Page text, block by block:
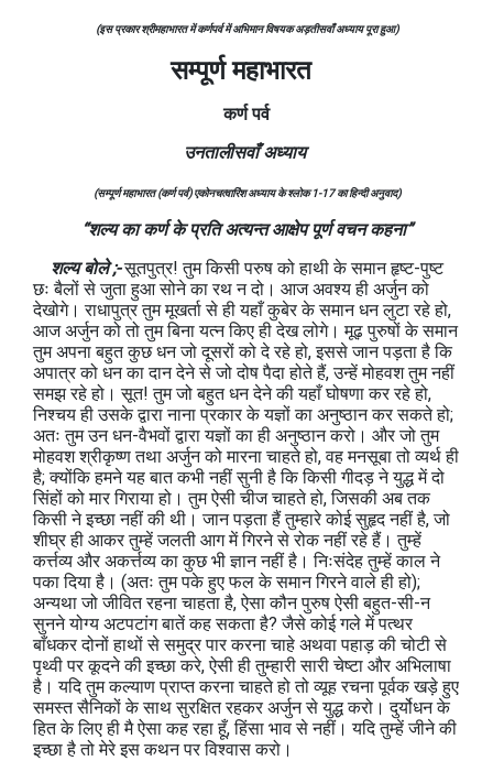
(इस प्रकार श्रीमहाभारत में कर्णपर्व में अभिमान विषयक अड़तीसवाँ अध्याय पूरा हुआ)
सम्पूर्ण महाभारत
कर्णपर्व
उनतालीसवाँ अध्याय
(सम्पूर्ण महाभारत (कर्ण पर्व) एकोनचत्वारिंश अध्याय के श्लोक 1-17 का हिन्दी अनुवाद)
“शल्य का कर्ण के प्रति अत्यन्त आक्षेप पूर्ण वचन कहना”
शल्य बोले ;-सूतपुत्र! तुम किसी परुष को हाथी के समान हृष्ट-पुष्ट
छः बैलों से जुता हुआ सोने का रथ न दो। आज अवश्य ही अर्जुन को
देखोगे। राधापुत्र तुम मूखर्ता से ही यहाँ कुबेर के समान धन लुटा रहे हो,
आज अर्जुन को तो तुम बिना यत्न किए ही देख लोगे। मूढ़ पुरुषों के समान
तुम अपना बहुत कुछ धन जो दूसरों को दे रहे हो, इससे जान पड़ता है कि
अपात्र को धन का दान देने से जो दोष पैदा होते हैं, उन्हें मोहवश तुम नहीं
समझ रहे हो। सूत! तुम जो बहुत धन देने की यहाँ घोषणा कर रहे हो,
निश्चय ही उसके द्वारा नाना प्रकार के यज्ञों का अनुष्ठान कर सकते हो;
अतः तुम उन धन-वैभवों द्वारा यज्ञों का ही अनुष्ठान करो। और जो तुम
मोहवश श्रीकृष्ण तथा अर्जुन को मारना चाहते हो, वह मनसूबा तो व्यर्थ ही
है; क्योंकि हमने यह बात कभी नहीं सुनी है कि किसी गीदड़ ने युद्ध में दो
सिंहों को मार गिराया हो। तुम ऐसी चीज चाहते हो, जिसकी अब तक
किसी ने इच्छा नहीं की थी। जान पड़ता हैं तुम्हारे कोई सुहृद नहीं है, जो
शीघ्र ही आकर तुम्हें जलती आग में गिरने से रोक नहीं रहे हैं। तुम्हें
कर्त्तव्य और अकर्त्तव्य का कुछ भी ज्ञान नहीं है। निःसंदेह तुम्हें काल ने
पका दिया है। (अतः तुम पके हुए फल के समान गिरने वाले ही हो);
अन्यथा जो जीवित रहना चाहता है, ऐसा कौन पुरुष ऐसी बहुत-सी-न
सुनने योग्य अटपटांग बातें कह सकता है? जैसे कोई गले में पत्थर
बाँधकर दोनों हाथों से समुद्र पार करना चाहे अथवा पहाड़ की चोटी से
पृथ्वी पर कूदने की इच्छा करे, ऐसी ही तुम्हारी सारी चेष्टा और अभिलाषा
है। यदि तुम कल्याण प्राप्त करना चाहते हो तो व्यूह रचना पूर्वक खड़े हुए
समस्त सैनिकों के साथ सुरक्षित रहकर अर्जुन से युद्ध करो। दुर्योधन के
हित के लिए ही मै ऐसा कह रहा हूँ, हिंसा भाव से नहीं। यदि तुम्हें जीने की
इच्छा है तो मेरे इस कथन पर विश्वास करो।